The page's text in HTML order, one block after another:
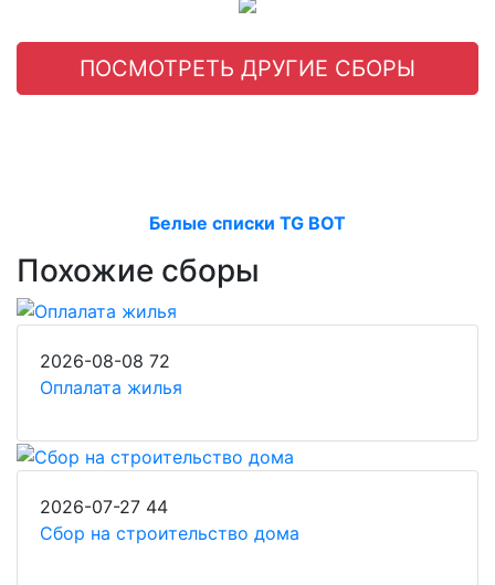
ПОСМОТРЕТЬ ДРУГИЕ СБОРЫ
Белые списки TG BOT
Похожие сборы
2026-08-08 72
Оплалата жилья
2026-07-27 44
Сбор на строительство дома